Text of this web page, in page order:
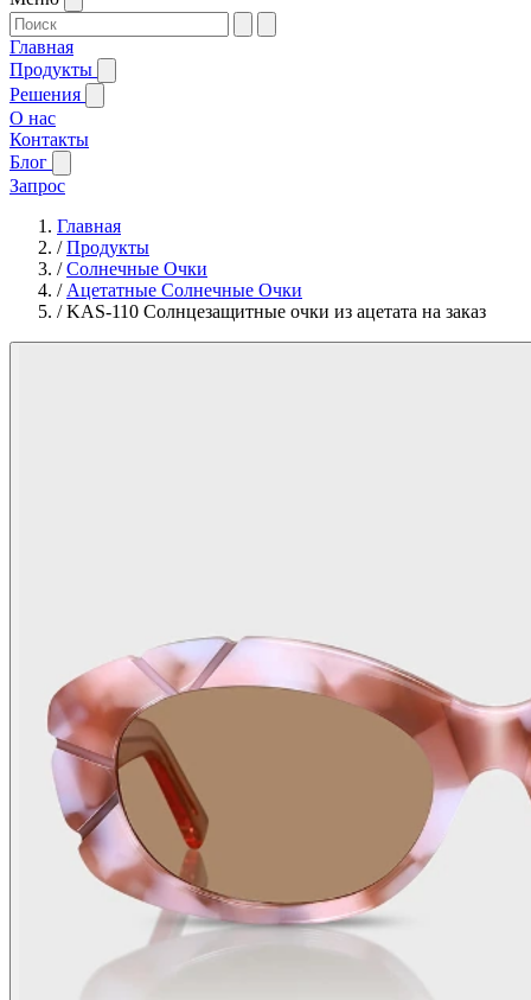
Главная
Продукты
Решения
О нас
Контакты
Блог
Запрос
Главная
/Продукты
/Солнечные Очки
/ Ацетатные Солнечные Очки
/KAS-110 Солнцезащитные очки из ацетата на заказ